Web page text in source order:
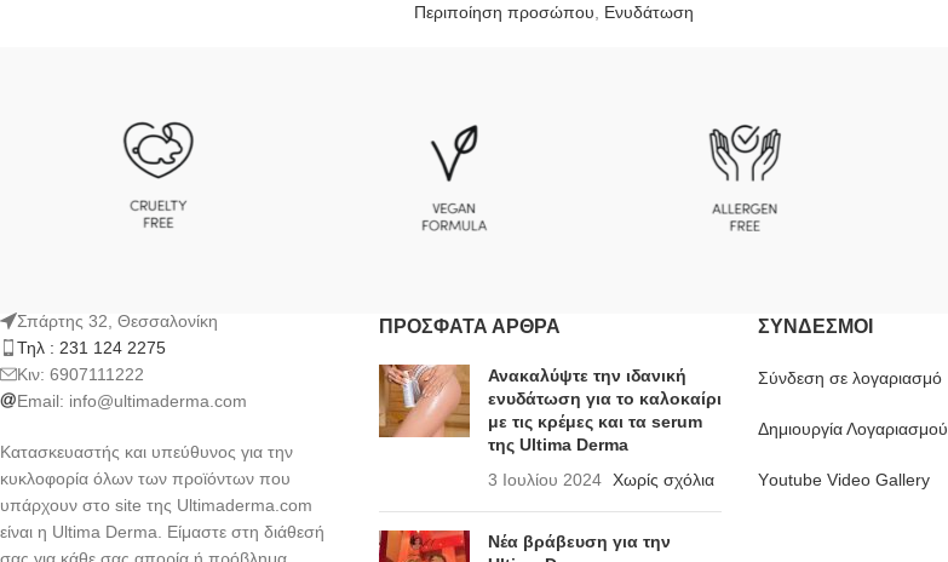
Περιποίηση προσώπου Ενυδάτωση
Σπάρτης 32, Θεσσαλονίκη
Τηλ : 231 124 2275
Kιν: 6907111222
Email: info@ultimaderma.com
Κατασκευαστής και υπεύθυνος για την
κυκλοφορία όλων των προϊόντων που
υπάρχουν στο site της Ultimaderma.com
είναι η Ultima Derma. Είμαστε στη διάθεσή
σας για κάθε σας απορία ή πρόβλημα.
ΠΡΌΣΦΑΤΑ ΆΡΘΡΑ
Ανακαλύψτε την ιδανική
ενυδάτωση για το καλοκαίρι
με τις κρέμες και τα serum
της Ultima Derma
3 Ιουλίου 2024 Χωρίς σχόλια
Νέα βράβευση για την
ΣΎΝΔΕΣΜΟΙ
Σύνδεση σε λογαριασμό
Δημιουργία Λογαριασμού
Υoutube Video Gallery